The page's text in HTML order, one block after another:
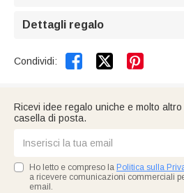
Dettagli regalo
Condividi:  
Ricevi idee regalo uniche e molto
casella di posta.
Ho letto e compreso la Politica sulla
a ricevere comunicazioni commerciali
email.